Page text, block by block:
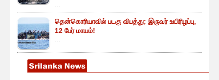
...
தென்கொரியாவில் படகு விபத்து; இருவர் உயிரிழப்பு,
12 பேர் மாயம்!
...